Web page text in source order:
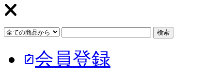
note_alt会員登録